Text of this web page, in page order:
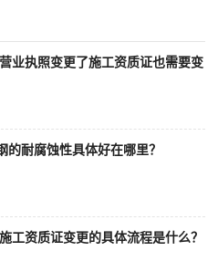
业执照变更了施工资质证也需要变
的耐腐蚀性具体好在哪里？
工资质证变更的具体流程是什么？